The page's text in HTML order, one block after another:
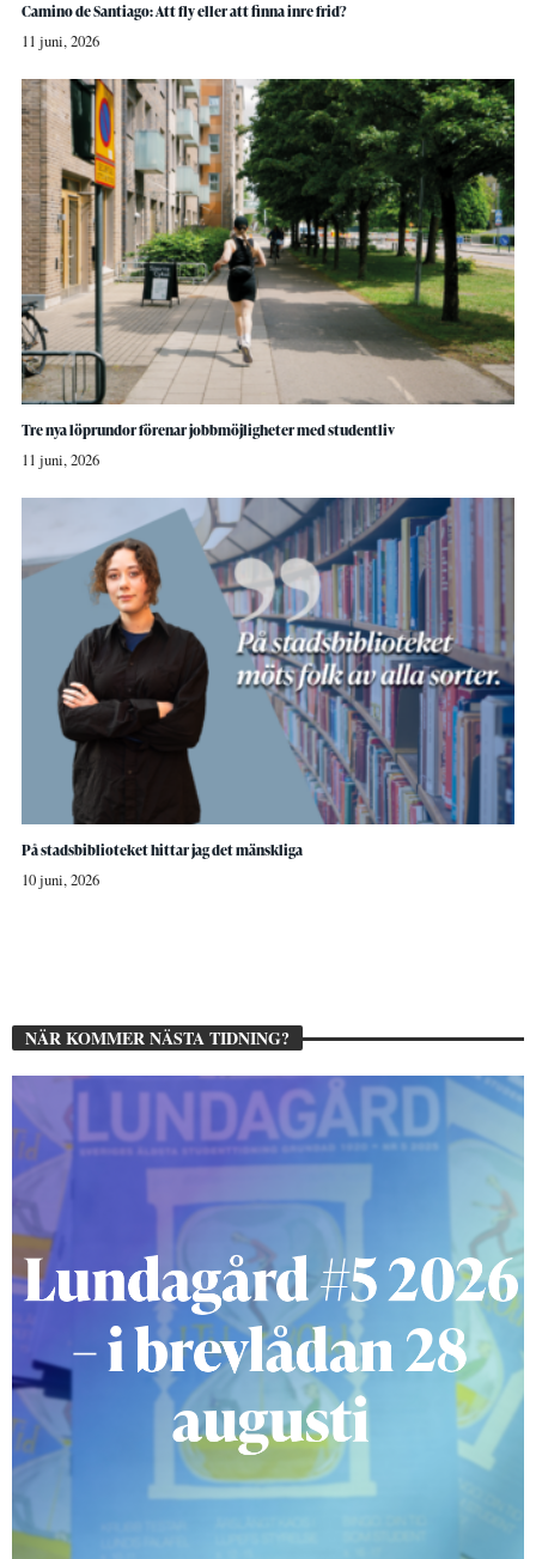
Camino de Santiago: Att fly eller att finna inre frid?
11 juni, 2026
Tre nya löprundor förenar jobbmöjligheter med studentliv
11 juni, 2026
På stadsbiblioteket hittar jag det mänskliga
10 juni, 2026
NÄR KOMMER NÄSTA TIDNING?